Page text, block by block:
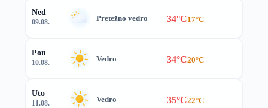
Ned
09.08. Pretežno vedro 34°C17°C
Pon
10.08. Vedro 34°C20°C
Uto
11.08. Vedro 35°C22°C